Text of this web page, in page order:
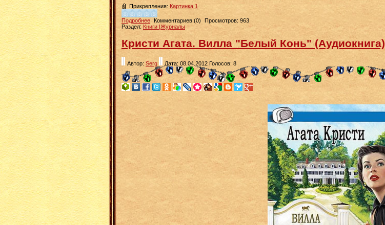
Прикрепления:Картинка 1
Подробнее Комментариев:(0)
Просмотров: 963
Раздел: Книги |Журналы
Кристи Агата. Вилла "Белый Конь" (Аудиокнига)
Автор: Serg Дата: 08.04.2012 Голосов: 8